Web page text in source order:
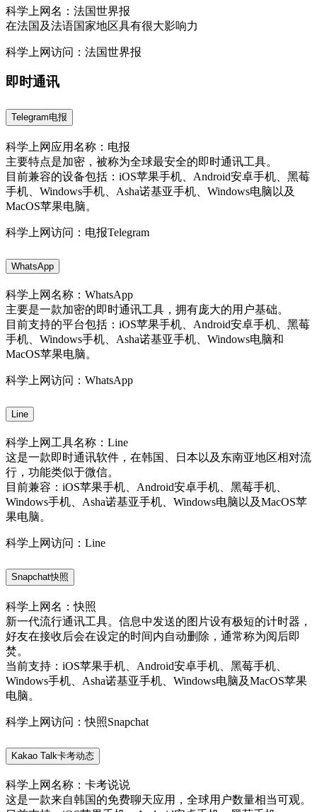
科学上网名：法国世界报
在法国及法语国家地区具有很大影响力
科学上网访问：法国世界报
即时通讯
Telegram电报
科学上网应用名称：电报
主要特点是加密，被称为全球最安全的即时通讯工具。
目前兼容的设备包括：iOS苹果手机、Android安卓手机、黑莓
手机、Windows手机、Asha诺基亚手机、Windows电脑以及
MacOS苹果电脑。
科学上网访问：电报Telegram
WhatsApp
科学上网名称：WhatsApp
主要是一款加密的即时通讯工具，拥有庞大的用户基础。
目前支持的平台包括：iOS苹果手机、Android安卓手机、黑莓
手机、Windows手机、Asha诺基亚手机、Windows电脑和
MacOS苹果电脑。
科学上网访问：WhatsApp
Line
科学上网工具名称：Line
这是一款即时通讯软件，在韩国、日本以及东南亚地区相对流
行，功能类似于微信。
目前兼容：iOS苹果手机、Android安卓手机、黑莓手机、
Windows手机、Asha诺基亚手机、Windows电脑以及MacOS苹
果电脑。
科学上网访问：Line
Snapchat快照
科学上网名：快照
新一代流行通讯工具。信息中发送的图片设有极短的计时器，
好友在接收后会在设定的时间内自动删除，通常称为阅后即
焚。
当前支持：iOS苹果手机、Android安卓手机、黑莓手机、
Windows手机、Asha诺基亚手机、Windows电脑及MacOS苹果
电脑。
科学上网访问：快照Snapchat
Kakao Talk卡考动态
科学上网名称：卡考说说
这是一款来自韩国的免费聊天应用，全球用户数量相当可观。